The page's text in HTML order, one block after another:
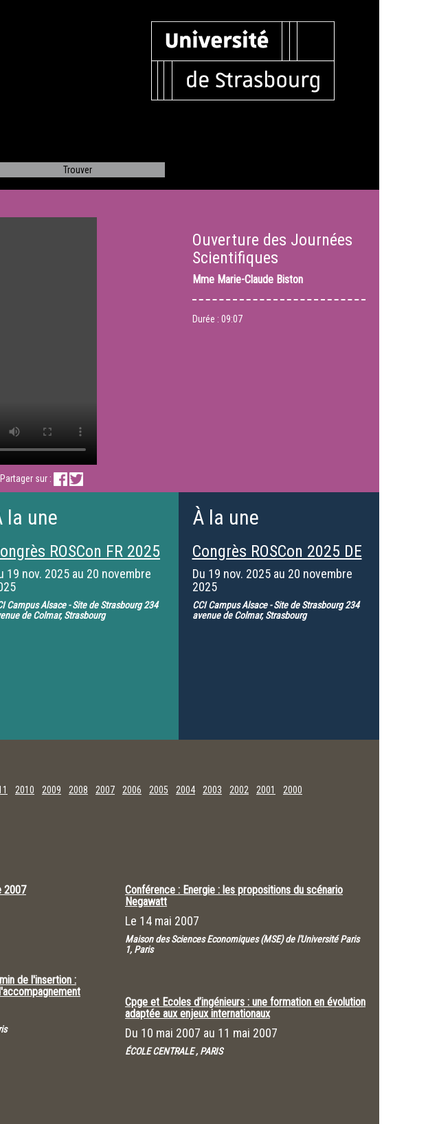
Partager sur :
Ouverture des Journées
Scientifiques
Mme Marie-Claude Biston
Durée : 09:07
la une
ROSCon FR 2025
19 nov. 2025 au 20 novembre
Campus Alsace - Site de Strasbourg 234
de Colmar, Strasbourg
À la une
Congrès ROSCon 2025 DE
Du 19 nov. 2025au 20 novembre
2025
CCI Campus Alsace - Site de Strasbourg 234
avenue de Colmar, Strasbourg
2010 2009 2008 2007 2006 2005 2004 2003 2002 2001
2000
2007
de l'insertion :
Conférence : Energie : les propositions du scénario
Negawatt
Le 14 mai 2007
Maison des Sciences Economiques (MSE) de l'Université Paris
1, Paris
Cpge et Ecoles d’ingénieurs : une formation en évolution
adaptée aux enjeux internationaux
Du 10 mai 2007 au 11 mai 2007
ÉCOLE CENTRALE , PARIS